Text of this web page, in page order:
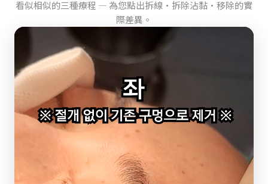
看似相似的三種療程 — 為您點出拆線·拆除沾黏·移除的實
際差異。